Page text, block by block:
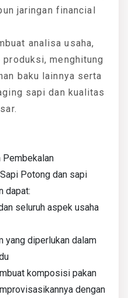
jaringan financial
analisa usaha,
menghitung
baku lainnya serta
sapi dan kualitas
Pembekalan
Potong dan sapi
dapat:
seluruh aspek usaha
yang diperlukan dalam
komposisi pakan
dengan